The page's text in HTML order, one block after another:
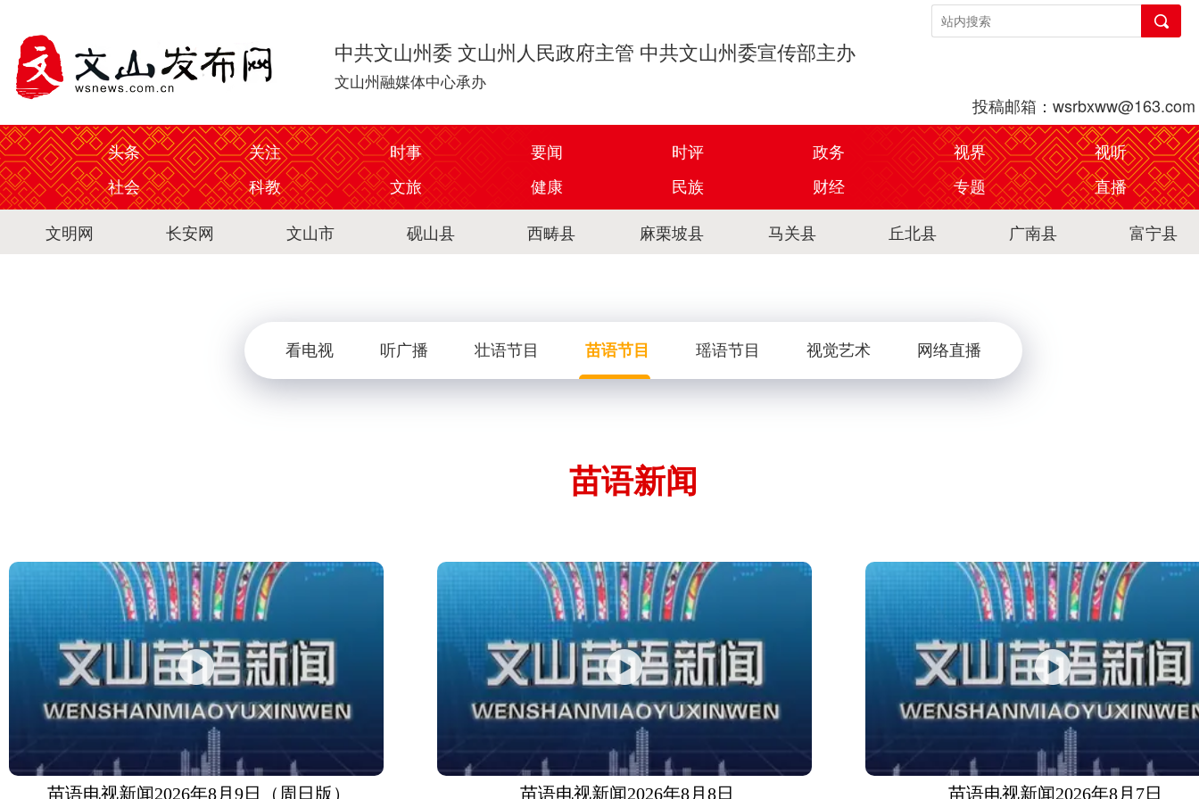
中共文山州委 文山州人民政府主管 中共文山州委宣传部主办
文山州融媒体中心承办
投稿邮箱：wsrbxww@163.com
头条
关注 时事 要闻 时评 政务 视界
视听
社会
科教 文旅 健康 民族 财经 专题
直播
文明网
长安网 文山市 砚山县 西畴县 麻栗坡县 马关县 丘北县 广南县 富宁县
看电视 听广播 壮语节目 苗语节目 瑶语节目 视觉艺术 网络直播
苗语新闻
苗语电视新闻2026年8月9日（周日版） 苗语电视新闻2026年8月8日 苗语电视新闻2026年8月7日